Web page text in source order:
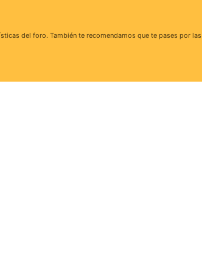
del foro. También te recomendamos que te pases por las